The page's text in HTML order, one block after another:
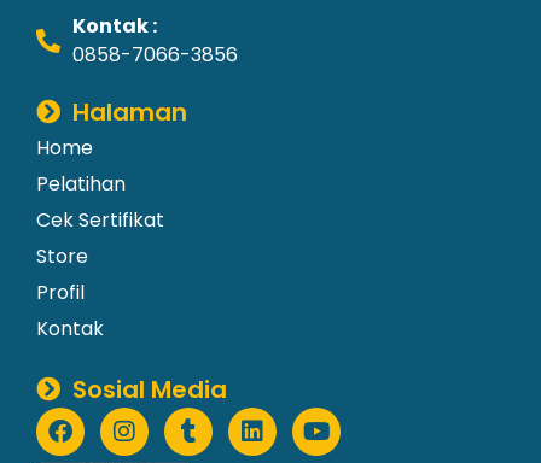
Kontak :
0858-7066-3856
Halaman
Home
Pelatihan
Cek Sertifikat
Store
Profil
Kontak
Sosial Media